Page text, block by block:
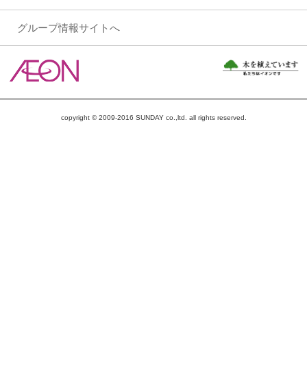
グループ情報サイトへ
copyright © 2009-2016 SUNDAY co.,ltd. all rights reserved.